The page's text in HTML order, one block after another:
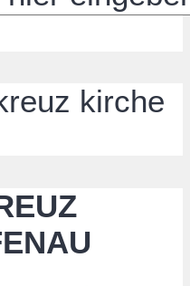
kirche